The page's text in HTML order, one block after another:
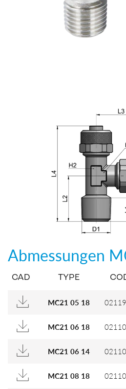
Abmessungen
CAD TYPE
MC21 05 18
MC21 06 18
MC21 06 14
MC21 08 18